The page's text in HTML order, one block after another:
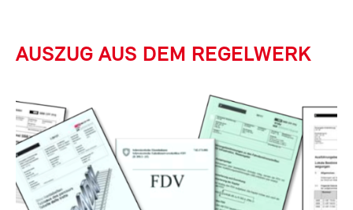
AUSZUG AUS DEM REGELWERK